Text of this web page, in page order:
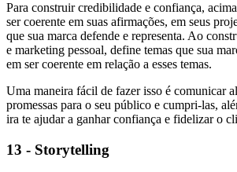
Para construir credibilidade e confiança,
ser coerente em suas afirmações, em seus
que sua marca defende e representa. Ao
e marketing pessoal, define temas que sua
em ser coerente em relação a esses temas.
Uma maneira fácil de fazer isso é comunicar
promessas para o seu público e cumpri-las,
ira te ajudar a ganhar confiança e fidelizar o
13 - Storytelling